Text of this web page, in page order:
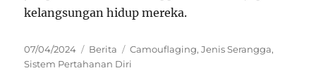
kelangsungan hidup mereka.
Posted
on
07/04/2024 Categories
Berita Tags
Camouflaging,Jenis Serangga,
Sistem Pertahanan Diri